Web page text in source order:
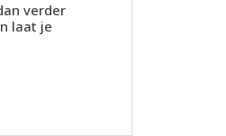
verder
laat je